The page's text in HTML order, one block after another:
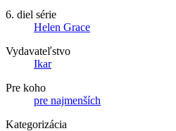
6. diel série
Helen Grace
Vydavateľstvo
Ikar
Pre koho
pre najmenších
Kategorizácia